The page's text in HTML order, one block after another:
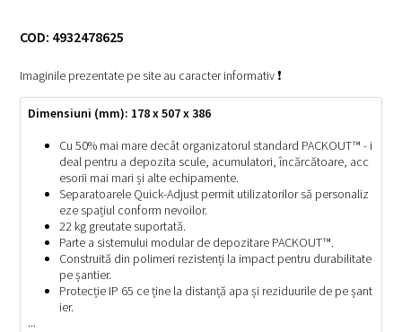
COD: 4932478625
Imaginile prezentate pe site au caracter informativ ❗
Dimensiuni (mm): 178 x 507 x 386
Cu 50% mai mare decât organizatorul standard PACKOUT™ - i
deal pentru a depozita scule, acumulatori, încărcătoare, acc
esorii mai mari și alte echipamente.
Separatoarele Quick-Adjust permit utilizatorilor să personaliz
eze spațiul conform nevoilor.
22 kg greutate suportată.
Parte a sistemului modular de depozitare PACKOUT™.
Construită din polimeri rezistenți la impact pentru durabilitate
pe șantier.
Protecție IP 65 ce ține la distanță apa și reziduurile de pe șant
ier.
...